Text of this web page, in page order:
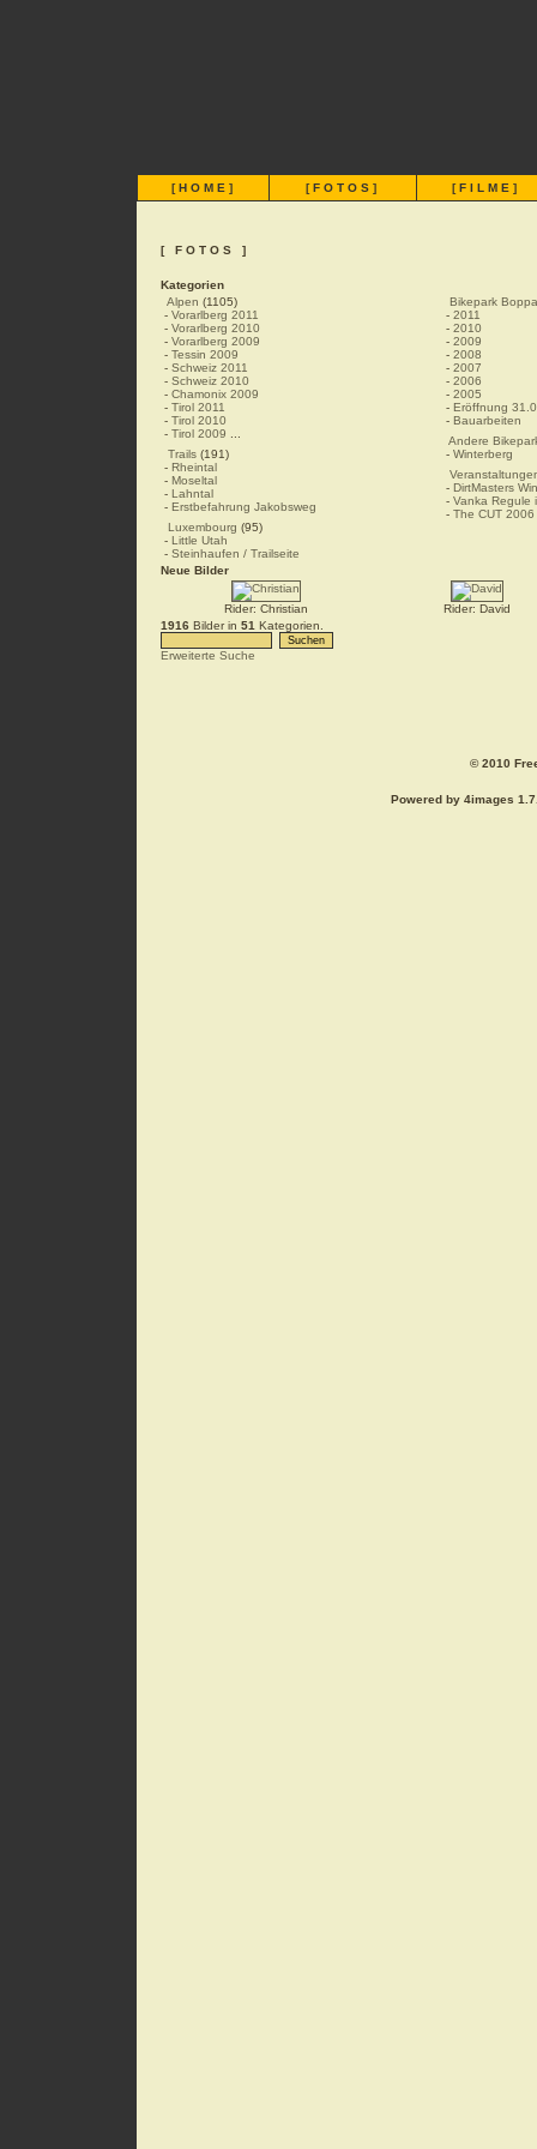
[HOME ] [FOTOS ] [FILME ]
[ FOTOS ]
Kategorien
Alpen (1105)
- Vorarlberg 2011
- Vorarlberg 2010
- Vorarlberg 2009
- Tessin 2009
- Schweiz 2011
- Schweiz 2010
- Chamonix 2009
- Tirol 2011
- Tirol 2010
- Tirol 2009 ...
Trails (191)
- Rheintal
- Moseltal
- Lahntal
- Erstbefahrung Jakobsweg
Luxembourg (95)
- Little Utah
- Steinhaufen / Trailseite
Bikepark
- 2011
- 2010
- 2009
- 2008
- 2007
- 2006
- 2005
- Eröffnung
- Bauarbeiten
Andere
- Winterberg
- DirtMasters
- Vanka Regule
- The CUT 2006
Neue Bilder
Rider: Christian
Rider: David
1916 Bilder in 51 Kategorien.
Erweiterte Suche
© 2010
Powered by 4images